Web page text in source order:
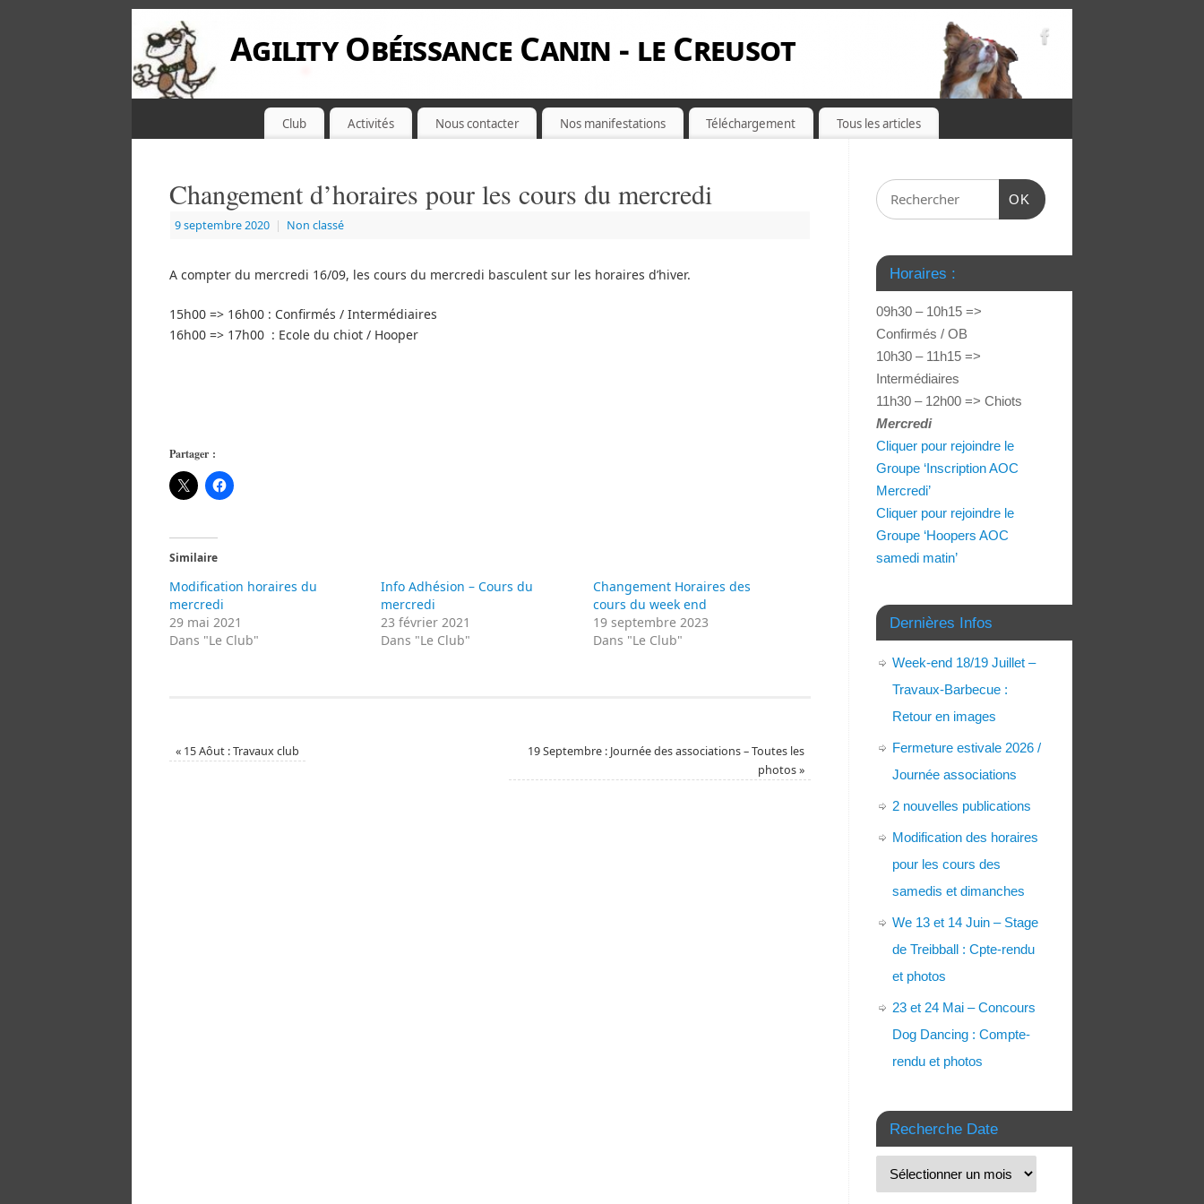
Agility Obéissance Canin - le Creusot
Club Activités Nous contacter Nos manifestations Téléchargement Tous les articles
Changement d’horaires pour les cours du mercredi
9 septembre 2020 | Non classé
A compter du mercredi 16/09, les cours du mercredi basculent sur les horaires d’hiver.
15h00 => 16h00 : Confirmés / Intermédiaires
16h00 => 17h00 : Ecole du chiot / Hooper
Partager :
Similaire
Modification horaires du
mercredi
29 mai 2021
Dans "Le Club"
Info Adhésion – Cours du
mercredi
23 février 2021
Dans "Le Club"
Changement Horaires des
cours du week end
19 septembre 2023
Dans "Le Club"
« 15 Aôut : Travaux club
19 Septembre : Journée des associations – Toutes les
photos»
OK
Horaires :
09h30 – 10h15 =>
Confirmés / OB
10h30 – 11h15 =>
Intermédiaires
11h30 – 12h00 => Chiots
Mercredi
Cliquer pour rejoindre le
Groupe ‘Inscription AOC
Mercredi’
Cliquer pour rejoindre le
Groupe ‘Hoopers AOC
samedi matin’
Dernières Infos
Week-end 18/19 Juillet –
Travaux-Barbecue :
Retour en images
Fermeture estivale 2026 /
Journée associations
2 nouvelles publications
Modification des horaires
pour les cours des
samedis et dimanches
We 13 et 14 Juin – Stage
de Treibball : Cpte-rendu
et photos
23 et 24 Mai – Concours
Dog Dancing : Compte-
rendu et photos
Recherche Date